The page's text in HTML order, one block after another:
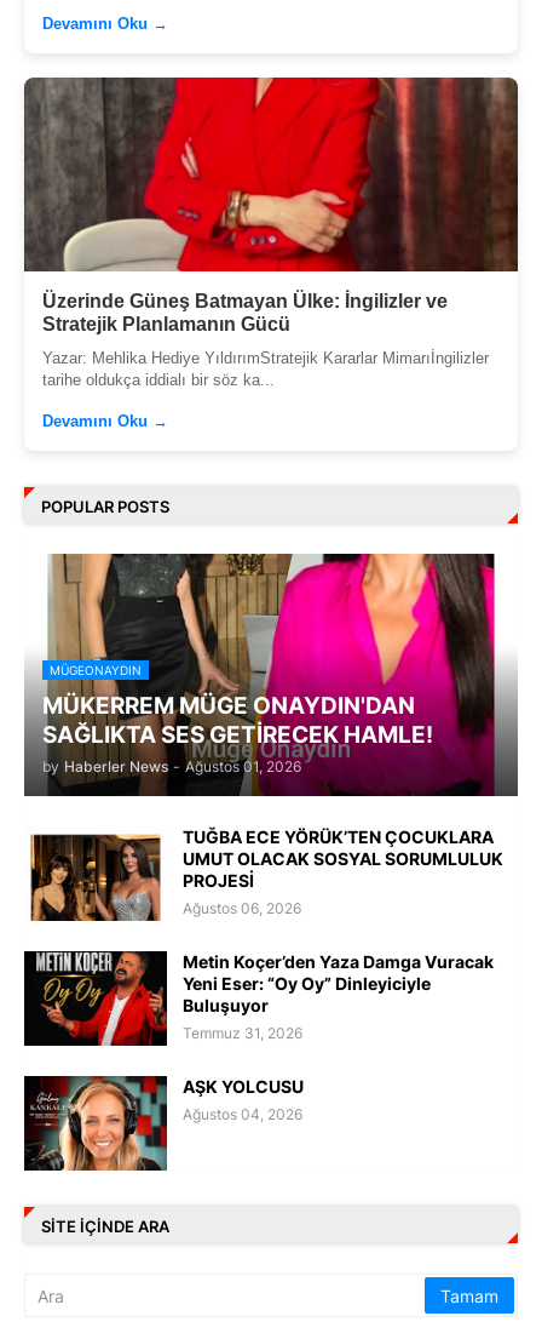
Devamını Oku →
Üzerinde Güneş Batmayan Ülke: İngilizler ve
Stratejik Planlamanın Gücü
Yazar: Mehlika Hediye YıldırımStratejik Kararlar Mimarıİngilizler
tarihe oldukça iddialı bir söz ka...
Devamını Oku →
POPULAR POSTS
MÜGEONAYDIN
MÜKERREM MÜGE ONAYDIN'DAN
SAĞLIKTA SES GETİRECEK HAMLE!
by Haberler News - Ağustos 01, 2026
TUĞBA ECE YÖRÜK’TEN ÇOCUKLARA
UMUT OLACAK SOSYAL SORUMLULUK
PROJESİ
Ağustos 06, 2026
Metin Koçer’den Yaza Damga Vuracak
Yeni Eser: “Oy Oy” Dinleyiciyle
Buluşuyor
Temmuz 31, 2026
AŞK YOLCUSU
Ağustos 04, 2026
SITE IÇINDE ARA